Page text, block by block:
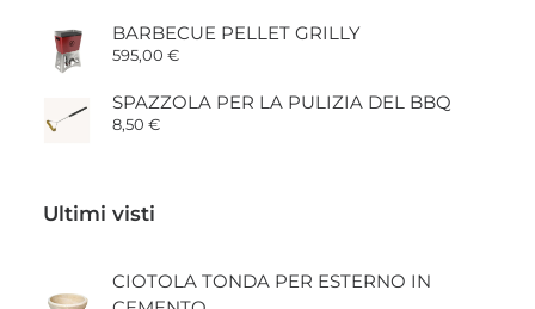
prezzo:
da
30,00 €
BARBECUE PELLET GRILLY
595,00 €
SPAZZOLA PER LA PULIZIA DEL BBQ
8,50 €
Ultimi visti
CIOTOLA TONDA PER ESTERNO IN